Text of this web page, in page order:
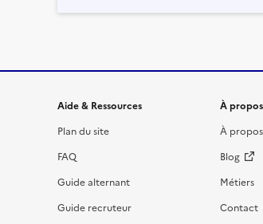
Informations et liens
Aide & Ressources
Plan du site
FAQ
Guide alternant
Guide recruteur
À propos
À propos
Blog
Métiers
Contact